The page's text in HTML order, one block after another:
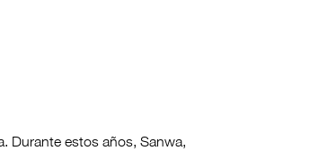
Durante estos años, Sanwa,